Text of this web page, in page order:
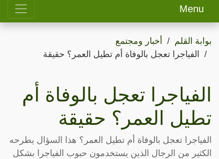
Menu
بوابة القلم
أخبار ومجتمع
الفياجرا تعجل بالوفاة أم تطيل العمر؟ حقيقة
الفياجرا تعجل بالوفاة أم
تطيل العمر؟ حقيقة
الفياجرا تعجل بالوفاة أم تطيل العمر؟ هذا السؤال يطرحه
الكثير من الرجال الذين يستخدمون حبوب الفياجرا بشكل